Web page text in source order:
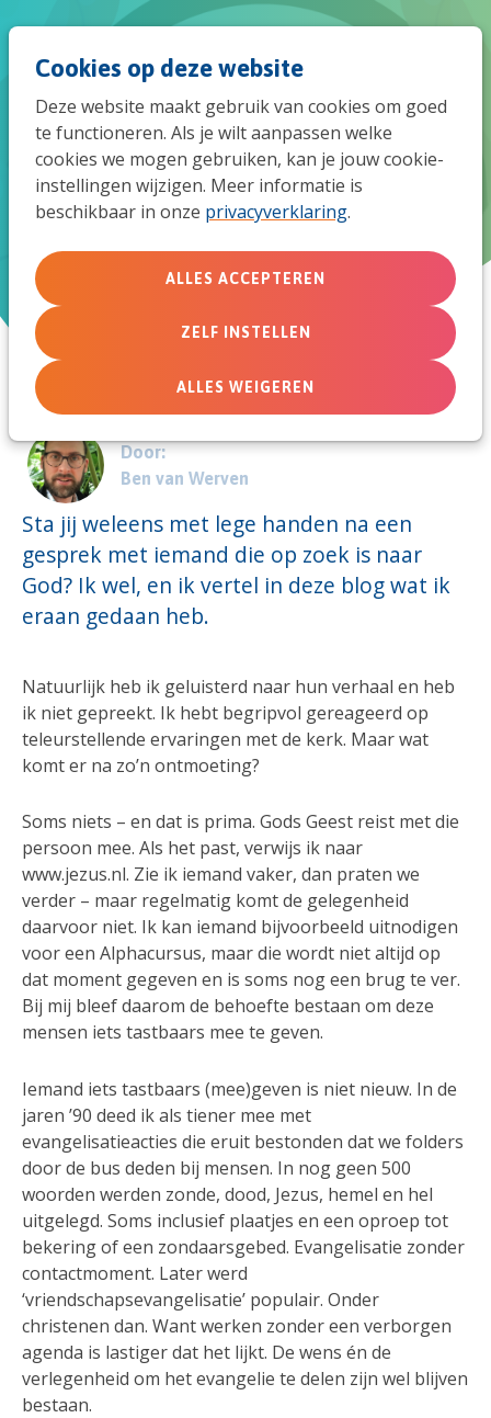
Cookies op deze website
Deze website maakt gebruik van cookies om goed
te functioneren. Als je wilt aanpassen welke
cookies we mogen gebruiken, kan je jouw cookie-
instellingen wijzigen. Meer informatie is
beschikbaar in onze privacyverklaring.
ALLES ACCEPTEREN
ZELF INSTELLEN
ALLES WEIGEREN
naar
de
Een hand vol hoop
Ben van Werven schreef een handzaam boekje
ter kennismaking met het christelijk geloof
Door:
Ben van Werven
Sta jij weleens met lege handen na een
gesprek met iemand die op zoek is naar
God? Ik wel, en ik vertel in deze blog wat ik
eraan gedaan heb.
Natuurlijk heb ik geluisterd naar hun verhaal en heb
ik niet gepreekt. Ik hebt begripvol gereageerd op
teleurstellende ervaringen met de kerk. Maar wat
komt er na zo’n ontmoeting?
Soms niets – en dat is prima. Gods Geest reist met die
persoon mee. Als het past, verwijs ik naar
www.jezus.nl. Zie ik iemand vaker, dan praten we
verder – maar regelmatig komt de gelegenheid
daarvoor niet. Ik kan iemand bijvoorbeeld uitnodigen
voor een Alphacursus, maar die wordt niet altijd op
dat moment gegeven en is soms nog een brug te ver.
Bij mij bleef daarom de behoefte bestaan om deze
mensen iets tastbaars mee te geven.
Iemand iets tastbaars (mee)geven is niet nieuw. In de
jaren ’90 deed ik als tiener mee met
evangelisatieacties die eruit bestonden dat we folders
door de bus deden bij mensen. In nog geen 500
woorden werden zonde, dood, Jezus, hemel en hel
uitgelegd. Soms inclusief plaatjes en een oproep tot
bekering of een zondaarsgebed. Evangelisatie zonder
contactmoment. Later werd
‘vriendschapsevangelisatie’ populair. Onder
christenen dan. Want werken zonder een verborgen
agenda is lastiger dat het lijkt. De wens én de
verlegenheid om het evangelie te delen zijn wel blijven
bestaan.